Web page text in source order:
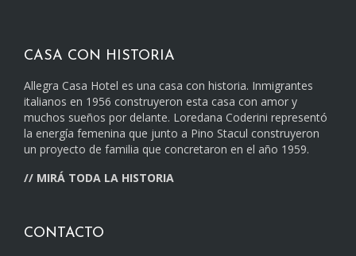
CASA CON HISTORIA
Allegra Casa Hotel es una casa con historia. Inmigrantes
italianos en 1956 construyeron esta casa con amor y
muchos sueños por delante. Loredana Coderini representó
la energía femenina que junto a Pino Stacul construyeron
un proyecto de familia que concretaron en el año 1959.
// MIRÁ TODA LA HISTORIA
CONTACTO